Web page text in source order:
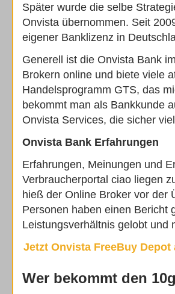
Später wurde die selbe
Onvista übernommen. Seit
eigener Banklizenz in
Generell ist die Onvista Bank
Brokern online und biete viele
Handelsprogramm GTS, das
bekommt man als Bankkunde
Onvista Services, die sicher
Onvista Bank Erfahrungen
Erfahrungen, Meinungen und
Verbraucherportal ciao liegen
hieß der Online Broker vor der
Personen haben einen Bericht
Leistungsverhältnis gelobt und
Jetzt Onvista FreeBuy
Wer bekommt den